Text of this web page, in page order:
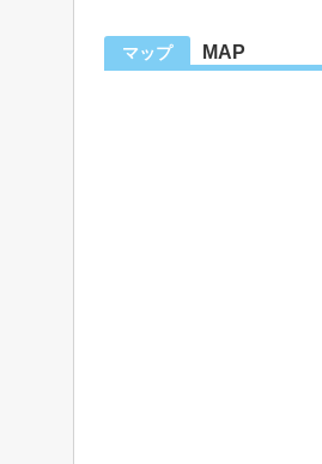
マップ MAP